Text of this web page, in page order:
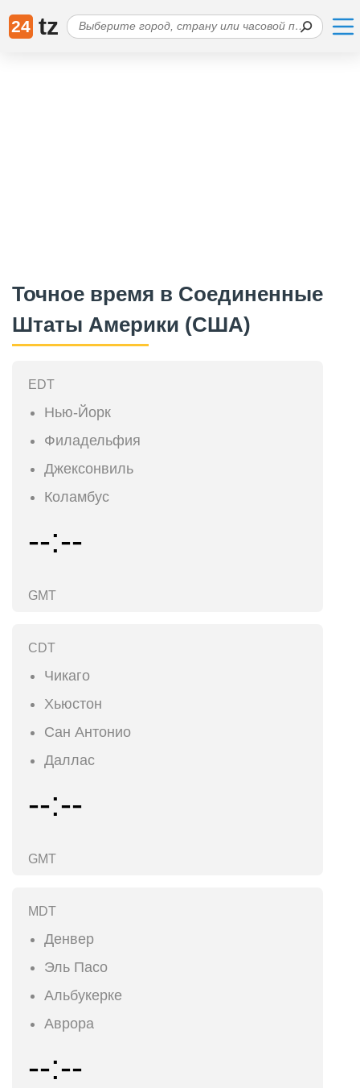
24 tz
Точное время в Соединенные
Штаты Америки (США)
EDT
Нью-Йорк
Филадельфия
Джексонвиль
Коламбус
--:--
GMT
CDT
Чикаго
Хьюстон
Сан Антонио
Даллас
--:--
GMT
MDT
Денвер
Эль Пасо
Альбукерке
Аврора
--:--